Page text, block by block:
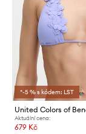
*-5 % s kódem: LST
Aktuální cena:
679 Kč